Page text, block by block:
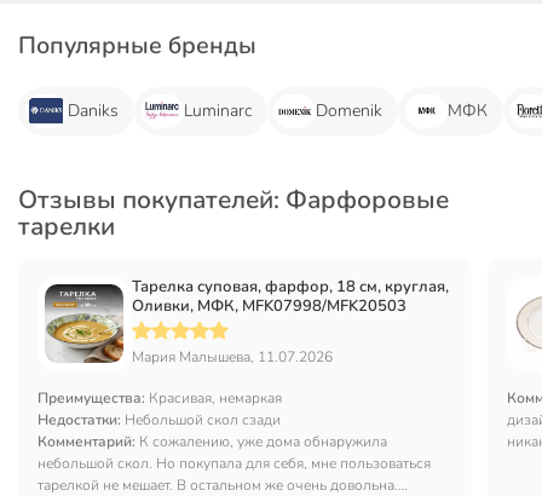
Популярные бренды
Daniks Luminarc Domenik МФК
Отзывы покупателей: Фарфоровые
тарелки
Тарелка суповая, фарфор, 18 см, круглая,
Оливки, МФК, MFK07998/MFK20503
Мария Малышева, 11.07.2026
Преимущества: Красивая, немаркая
Недостатки: Небольшой скол сзади
Комментарий: К сожалению, уже дома обнаружила
небольшой скол. Но покупала для себя, мне пользоваться
тарелкой не мешает. В остальном же очень довольна.